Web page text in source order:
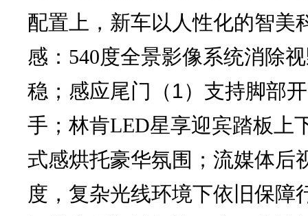
配置上，新车以人性化的智美
感：540度全景影像系统消除
稳；感应尾门
（1） 支持脚部
手；林肯LED星享迎宾踏板上
式感烘托豪华氛围；流媒体后
度，复杂光线环境下依旧保障